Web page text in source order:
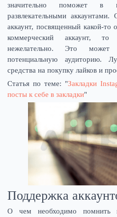
значительно поможет в
развлекательными
аккаунт, посвященный какой-то
коммерческий аккаунт, то
нежелательно. Это может
потенциальную аудиторию.
средства на покупку лайков и
Статья по теме: "Закладки
посты к себе в закладки"
Поддержка
О чем необходимо помнить